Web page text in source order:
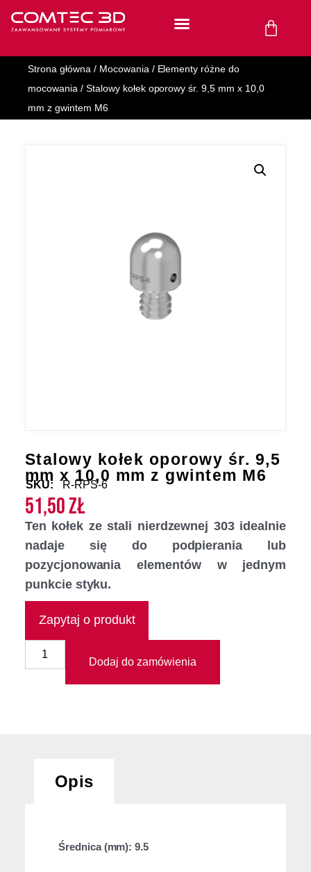
Strona główna/ Mocowania/ Elementy różne do
mocowania / Stalowy kołek oporowy śr. 9,5 mm x 10,0
mm z gwintem M6
Stalowy kołek oporowy śr. 9,5
mm x 10,0 mm z gwintem M6
SKU: R-RPS-6
51,50zł
Ten kołek ze stali nierdzewnej 303 idealnie
nadaje się do podpierania lub
pozycjonowania elementów w jednym
punkcie styku.
Zapytaj o produkt
Dodaj do zamówienia
Opis
Średnica (mm): 9.5